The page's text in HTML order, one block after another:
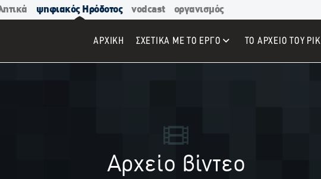
ψηφιακός Ηρόδοτος vodcast οργανισμός
ΑΡΧΙΚΉ ΣΧΕΤΙΚΑ ΜΕ ΤΟ ΕΡΓΟ ΤΟ ΑΡΧΕΙΟ ΤΟΥ ΡΙΚ
Αρχείο βίντεο